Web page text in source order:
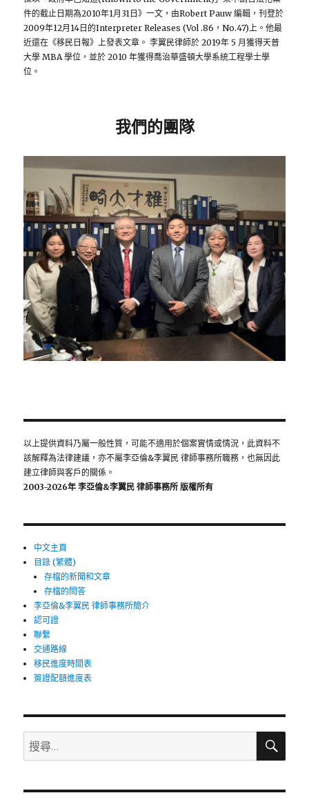
件的截止日期為2010年1月31日》一文，由Robert Pauw 編輯，刊登於
2009年12月14日的Interpreter Releases (Vol .86，No.47)上。他最
近還在《移民日報》上發表文章。 李翼民律師於 2019年 5 月獲得天普
大學 MBA 學位，並於 2010 年獲得喬治華盛頓大學系統工程學士學
位。
我們的團隊
以上提供資料乃屬一般性質，可能不適用於個案實情或情況，此資料不
該解釋為法律建議，亦不屬李亞倫&李翼民 律師事務所職務，也無因此
建立律師與客戶的關係。
2003-2026年 李亞倫&李翼民 律師事務所 版權所有
中文主頁
目錄 (繁體)
存檔的新聞和文章
存檔的問答
李亞倫&李翼民 律師事務所簡介
認可證
聯繫
交通路線
移民進度時間表
簽證配額進度表
搜
尋:
搜